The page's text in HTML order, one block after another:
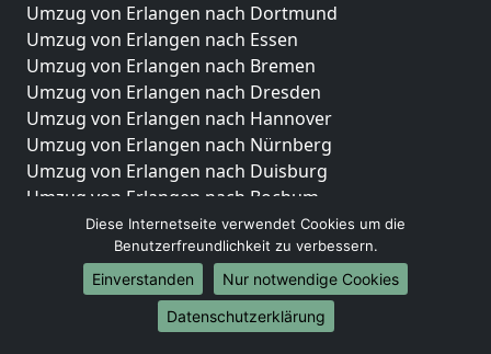
Umzug von Erlangen nach Dortmund
Umzug von Erlangen nach Essen
Umzug von Erlangen nach Bremen
Umzug von Erlangen nach Dresden
Umzug von Erlangen nach Hannover
Umzug von Erlangen nach Nürnberg
Umzug von Erlangen nach Duisburg
Umzug von Erlangen nach Bochum
Umzug von Erlangen nach Wuppertal
Umzug von Erlangen nach Bielefeld
Umzug von Erlangen nach Bonn
Umzug von Erlangen nach Münster
Diese Internetseite verwendet Cookies um die
Benutzerfreundlichkeit zu verbessern.
Einverstanden
Nur notwendige Cookies
Datenschutzerklärung